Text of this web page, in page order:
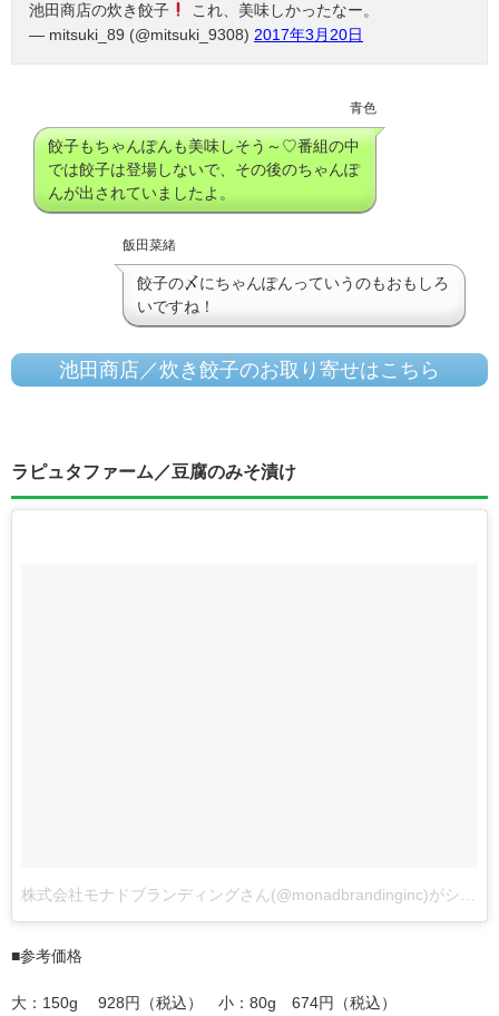
池田商店の炊き餃子
これ、美味しかったなー。
— mitsuki_89 (@mitsuki_9308) 2017年3月20日
青色
餃子もちゃんぽんも美味しそう～♡番組の中
では餃子は登場しないで、その後のちゃんぽ
んが出されていましたよ。
飯田菜緒
餃子の〆にちゃんぽんっていうのもおもしろ
いですね！
池田商店／炊き餃子のお取り寄せはこちら
ラピュタファーム／豆腐のみそ漬け
■参考価格
大：150g 928円（税込） 小：80g 674円（税込）